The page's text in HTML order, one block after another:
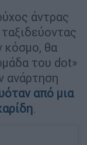
άντρας
κόσμο, θα
του dot»
ανάρτηση
από μια
.